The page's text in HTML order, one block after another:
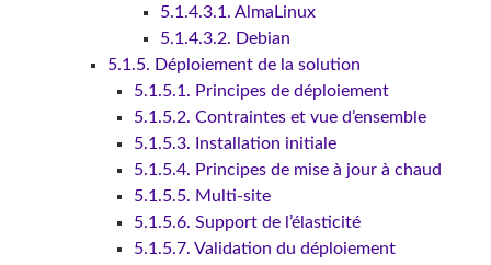
5.1.4.3.1. AlmaLinux
5.1.4.3.2. Debian
5.1.5. Déploiement de la solution
5.1.5.1. Principes de déploiement
5.1.5.2. Contraintes et vue d’ensemble
5.1.5.3. Installation initiale
5.1.5.4. Principes de mise à jour à chaud
5.1.5.5. Multi-site
5.1.5.6. Support de l’élasticité
5.1.5.7. Validation du déploiement